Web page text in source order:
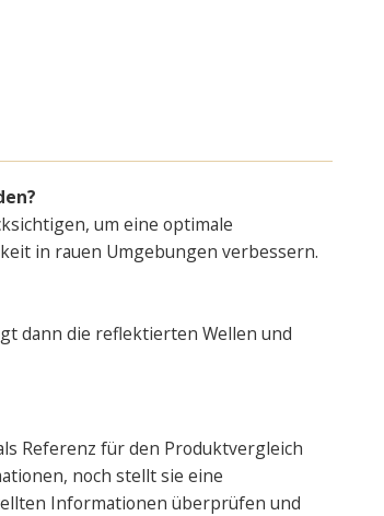
um eine optimale
in rauen Umgebungen verbessern.
dann die reflektierten Wellen und
Referenz für den Produktvergleich
noch stellt sie eine
Informationen überprüfen und